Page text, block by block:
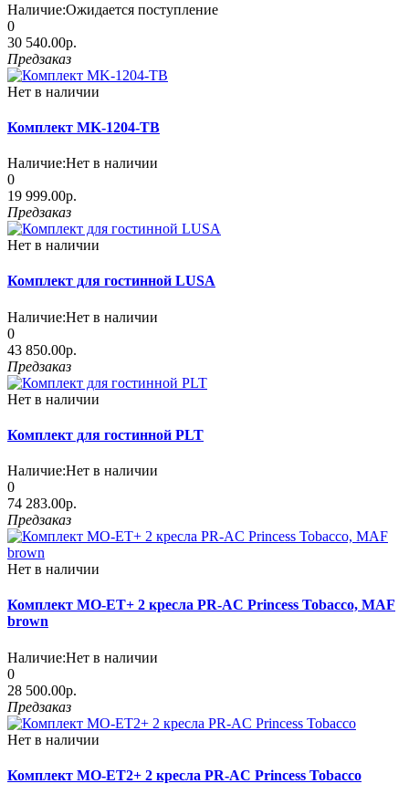
Наличие:Ожидается поступление
0
30 540.00р.
Предзаказ
Нет в наличии
Комплект MK-1204-TB
Наличие:Нет в наличии
0
19 999.00р.
Предзаказ
Нет в наличии
Комплект для гостинной LUSA
Наличие:Нет в наличии
0
43 850.00р.
Предзаказ
Нет в наличии
Комплект для гостинной PLT
Наличие:Нет в наличии
0
74 283.00р.
Предзаказ
Нет в наличии
Комплект МО-ЕТ+ 2 кресла PR-АC Princess Tobacco, MAF
brown
Наличие:Нет в наличии
0
28 500.00р.
Предзаказ
Нет в наличии
Комплект МО-ЕТ2+ 2 кресла PR-АC Princess Tobacco